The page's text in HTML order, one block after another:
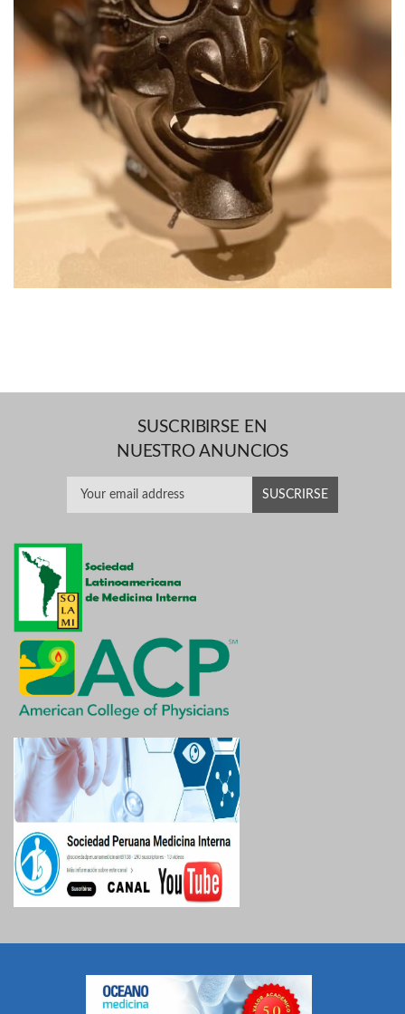
SUSCRIBIRSE EN
NUESTRO ANUNCIOS